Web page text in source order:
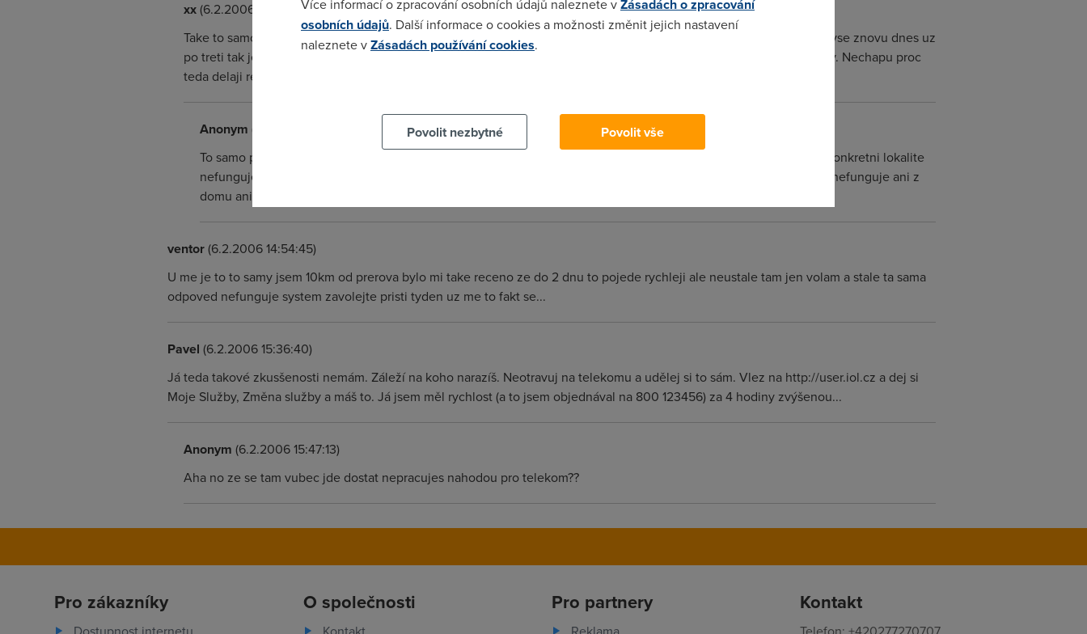
xx(6.2.2006 15:08:05)
Take to samo napred potvrdi ze do dvou dnu to poslaúe a nakonec mi reknou ze moje objednavka neni zadana tak vse znovu dnes uz
po treti tak jestli to do konce tydne nebude tak mi za 5 dnu konci rocni smlouva a jdu jinam. Jsem ze stredni moravy. Nechapu proc
teda delaji reklamu ze od 1 unora kdyz jim to nefunguje a proc slibujou a nic se nedeje!!!!!!!!!!!!!! Jen lzou !!!!!!!!!!!!!!!!
Anonym (6.2.2006 15:21:48)
To samo proc mi slibuji ze do druheho dne to pujde kdyz uz predem vedi ze to nepujde maji rovnou rict ze to v konkretni lokalite
nefunguje a ozvete se za mesic a ne porad zitra nebo pristi tyden. Odkazali me taky na moje konto ale to vubec nefunguje ani z
domu ani z prace tak jako trosku telekonaky nechapu proc tak milne informuji. Jsem z olomouckeho kraje
ventor(6.2.2006 14:54:45)
U me je to to samy jsem 10km od prerova bylo mi take receno ze do 2 dnu to pojede rychleji ale neustale tam jen volam a stale ta sama
odpoved nefunguje system zavolejte pristi tyden uz me to fakt se...
Pavel (6.2.2006 15:36:40)
Já teda takové zkusšenosti nemám. Záleží na koho narazíš. Neotravuj na telekomu a udělej si to sám. Vlez na http://user.iol.cz a dej si
Moje Služby, Změna služby a máš to. Já jsem měl rychlost (a to jsem objednával na 800 123456) za 4 hodiny zvýšenou...
Anonym (6.2.2006 15:47:13)
Aha no ze se tam vubec jde dostat nepracujes nahodou pro telekom??
Pro zákazníky O společnosti Pro partnery Kontakt
Více informací o zpracování osobních údajů naleznete vZásadách o zpracování
osobních údajů. Další informace o cookies a možnosti změnit jejich nastavení
naleznete vZásadách používání cookies.
Povolit nezbytné
Povolit vše